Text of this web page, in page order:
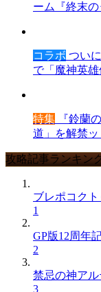
ーム『終末
コラボ つい
で「魔神英
特集 『鈴蘭
道」を解禁
攻略記事ランキン
ブレポコク
1
GP版12周年
2
禁忌の神ア
3